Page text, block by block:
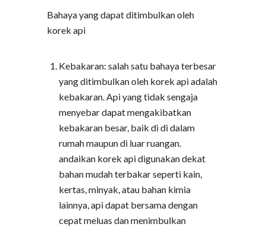
Bahaya yang dapat ditimbulkan oleh
korek api
Kebakaran: salah satu bahaya terbesar
yang ditimbulkan oleh korek api adalah
kebakaran. Api yang tidak sengaja
menyebar dapat mengakibatkan
kebakaran besar, baik di di dalam
rumah maupun di luar ruangan.
andaikan korek api digunakan dekat
bahan mudah terbakar seperti kain,
kertas, minyak, atau bahan kimia
lainnya, api dapat bersama dengan
cepat meluas dan menimbulkan